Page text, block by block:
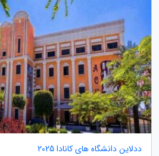
ددلاین دانشگاه های کانادا 2025